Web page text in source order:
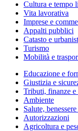
Cultura e tempo
Vita lavorativa
Imprese e
Appalti pubblici
Catasto e
Turismo
Mobilità e
Educazione e
Giustizia e
Tributi, finanze
Ambiente
Salute,
Autorizzazioni
Agricoltura e